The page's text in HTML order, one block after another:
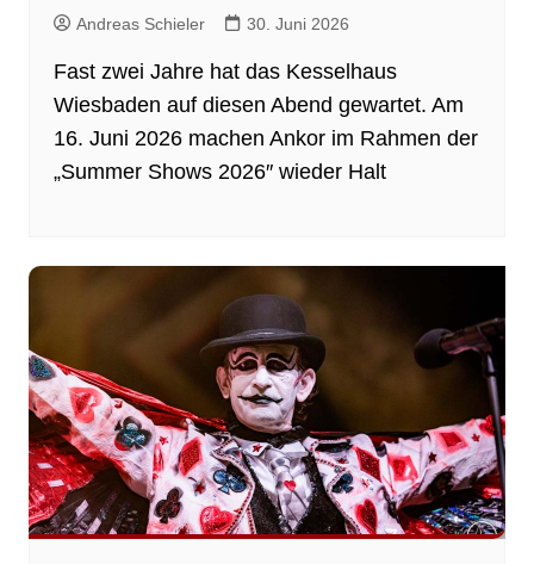
Andreas Schieler 30. Juni 2026
Fast zwei Jahre hat das Kesselhaus
Wiesbaden auf diesen Abend gewartet. Am
16. Juni 2026 machen Ankor im Rahmen der
„Summer Shows 2026″ wieder Halt